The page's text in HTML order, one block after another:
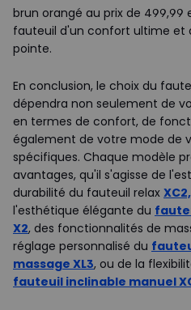
brun orangé au prix de 499,99
fauteuil d'un confort ultime et
pointe.
En conclusion, le choix du
dépendra non seulement de
en termes de confort, de
également de votre mode de
spécifiques. Chaque modèle
avantages, qu'il s'agisse de
durabilité du fauteuil relax XC2,
l'esthétique élégante du
X2, des fonctionnalités de
réglage personnalisé du
massage XL3, ou de la
fauteuil inclinable manuel